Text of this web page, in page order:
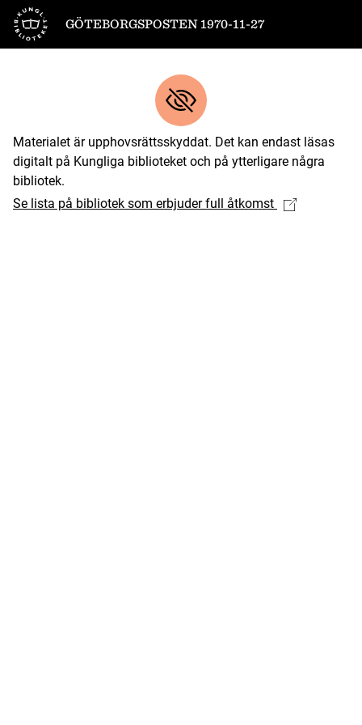
Till startsidan
GÖTEBORGSPOSTEN 1970-11-27
Materialet är upphovsrättsskyddat. Det kan endast läsas
digitalt på Kungliga biblioteket och på ytterligare några
bibliotek.
Se lista på bibliotek som erbjuder full åtkomst